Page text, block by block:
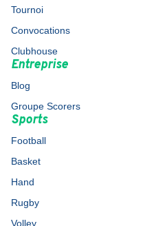
Tournoi
Convocations
Clubhouse
Entreprise
Blog
Groupe Scorers
Sports
Football
Basket
Hand
Rugby
Volley